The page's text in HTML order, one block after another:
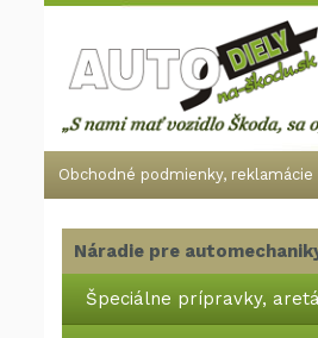
Obchodné podmienky, reklamácie
Náradie pre
Špeciálne prípravky,